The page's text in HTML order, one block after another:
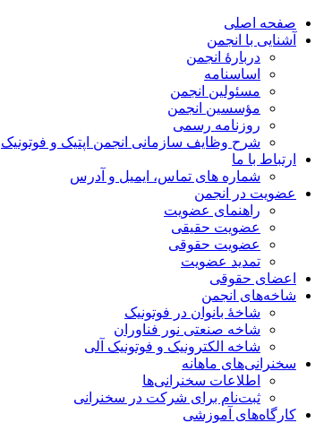
صفحه اصلی
آشنایی با انجمن
دربارۀ انجمن
اساسنامه
مسئولین انجمن
مؤسسین انجمن
روزنامه رسمی
شرح وظایف سازمانی انجمن اپتیک و فوتونیک
ارتباط با ما
شماره های تماس، ایمیل و آدرس
عضویت در انجمن
راهنمای عضویت
عضویت حقیقی
عضویت حقوقی
تمدید عضویت
اعضای حقوقی
شاخه‌های انجمن
شاخۀ بانوان در فوتونیک
شاخه صنعتی نور فناوران
شاخه‌ الکترونیک و فوتونیک آلی
سخنرانی‌های ماهانه
اطلاعات سخنرانی‌‌ها
ثبت‌نام برای شرکت در سخنرانی
کارگاه‌های آموزشی